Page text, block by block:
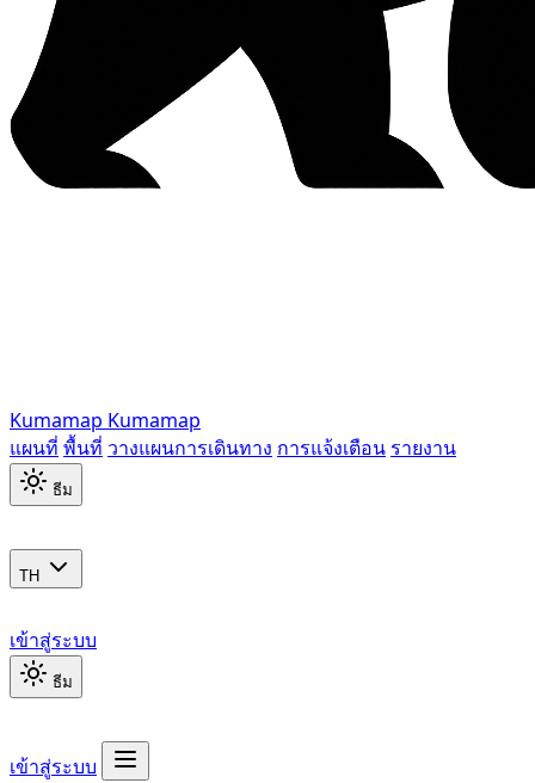
Kumamap Kumamap
แผนที่ พื้นที่ วางแผนการเดินทาง การแจ้งเตือน รายงาน
ธีม
TH
เข้าสู่ระบบ
ธีม
เข้าสู่ระบบ